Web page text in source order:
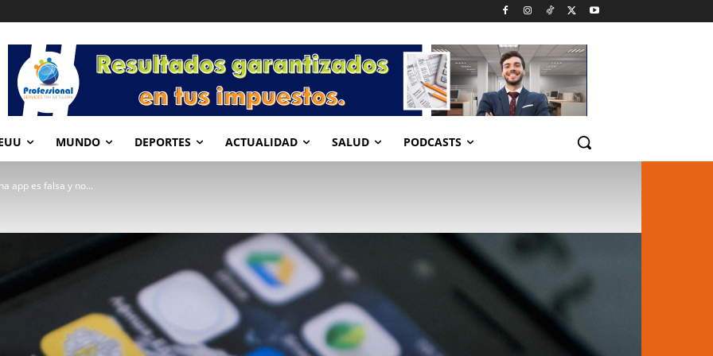
MUNDO DEPORTES ACTUALIDAD SALUD PODCASTS
app es falsa y no...